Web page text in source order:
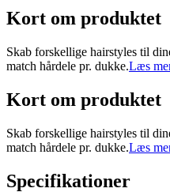
Kort om produktet
Skab forskellige hairstyles til
match hårdele pr. dukke.Læs
Kort om produktet
Skab forskellige hairstyles til
match hårdele pr. dukke.Læs
Specifikationer